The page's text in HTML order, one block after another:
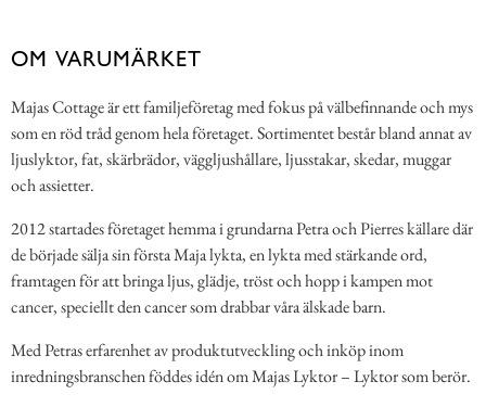
OM VARUMÄRKET
Majas Cottage är ett familjeföretag med fokus på välbefinnande och mys
som en röd tråd genom hela företaget. Sortimentet består bland annat av
ljuslyktor, fat, skärbrädor, väggljushållare, ljusstakar, skedar, muggar
och assietter.
2012 startades företaget hemma i grundarna Petra och Pierres källare där
de började sälja sin första Maja lykta, en lykta med stärkande ord,
framtagen för att bringa ljus, glädje, tröst och hopp i kampen mot
cancer, speciellt den cancer som drabbar våra älskade barn.
Med Petras erfarenhet av produktutveckling och inköp inom
inredningsbranschen föddes idén om Majas Lyktor – Lyktor som berör.